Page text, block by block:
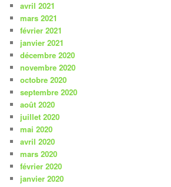
avril 2021
mars 2021
février 2021
janvier 2021
décembre 2020
novembre 2020
octobre 2020
septembre 2020
août 2020
juillet 2020
mai 2020
avril 2020
mars 2020
février 2020
janvier 2020